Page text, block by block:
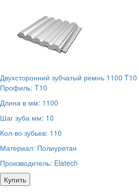
Двухсторонний зубчатый ремнь 1100
Профиль: T10
Длина в мм: 1100
Шаг зуба мм: 10
Кол-во зубьев: 110
Материал: Полиуретан
Производитель: Elatech
Купить